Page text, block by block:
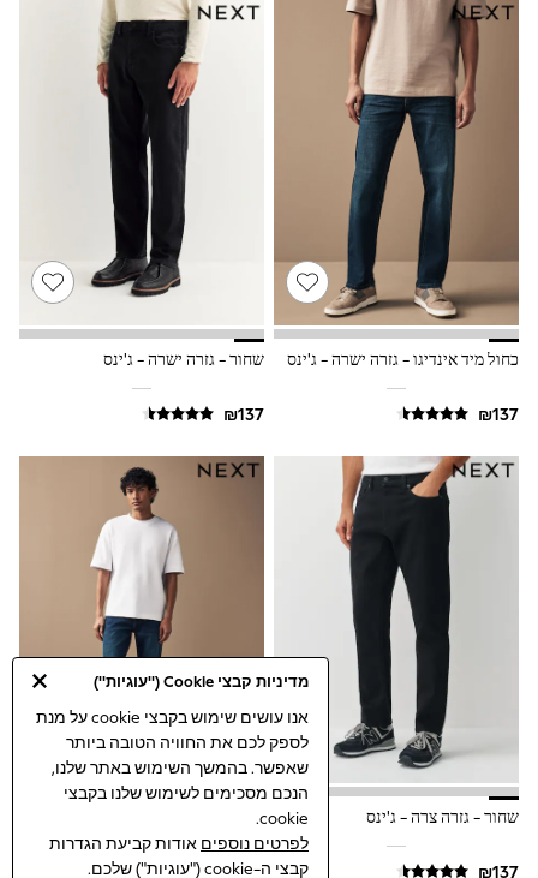
מדיניות קבצי Cookie ("עוגיות")
אנו עושים שימוש בקבצי cookie על מנת
לספק לכם את החוויה הטובה ביותר
שאפשר. בהמשך השימוש באתר שלנו,
הנכם מסכימים לשימוש שלנו בקבצי
cookie.
לפרטים נוספים אודות קביעת הגדרות
קבצי ה-cookie ("עוגיות") שלכם.
Joggers
Underwear
Footwear
Multipack T-Shirts
Multipack Sleepsuits
Multipack Socks
Multipack Underwear
Multipack Joggers
Pyjamas & Underwear
Underwear
Pyjamas
Thermal
Socks
Vests
Formal Sets
Top & Short Sets
Dungaree Sets
Tracksuits
Long Sleeve
Short Sleeve
Plain T-Shirts
Printed T-Shirts
Shop All
Disney
Paw Patrol
Marvel
Minecraft
All Occasionwear
Shirts
Trousers
Shoes
Ties
Branded Occasionwear
All Accessories
כחול מיד אינדיגו - גזרה ישרה - ג'ינס שחור - גזרה ישרה - ג'ינס
שחור - גזרה צרה - ג'ינס כחול - גזרה ישרה - ג'ינס